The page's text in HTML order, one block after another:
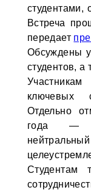
студентами,
Встреча
передает
Обсуждены
студентов, а
ключевых
Отдельно
года —
Студентам